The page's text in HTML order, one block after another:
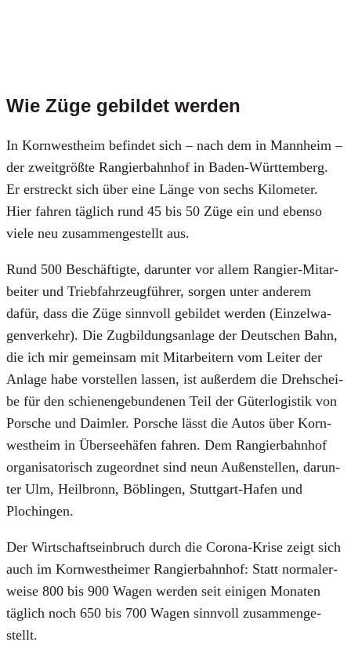
Wie Züge gebildet werden
In Korn­west­heim befin­det sich – nach dem in Mann­heim –
der zweit­größ­te Ran­gier­bahn­hof in Baden-Würt­tem­berg.
Er erstreckt sich über eine Län­ge von sechs Kilo­me­ter.
Hier fah­ren täg­lich rund 45 bis 50 Züge ein und eben­so
vie­le neu zusam­men­ge­stellt aus.
Rund 500 Beschäf­tig­te, dar­un­ter vor allem Ran­gier-Mit­ar­
bei­ter und Trieb­fahr­zeug­füh­rer, sor­gen unter ande­rem
dafür, dass die Züge sinn­voll gebil­det wer­den (Ein­zel­wa­
gen­ver­kehr). Die Zug­bil­dungs­an­la­ge der Deut­schen Bahn,
die ich mir gemein­sam mit Mit­ar­bei­tern vom Lei­ter der
Anla­ge habe vor­stel­len las­sen, ist außer­dem die Dreh­schei­
be für den schie­nen­ge­bun­de­nen Teil der Güter­lo­gis­tik von
Por­sche und Daim­ler. Por­sche lässt die Autos über Korn­
west­heim in Über­see­hä­fen fah­ren. Dem Ran­gier­bahn­hof
orga­ni­sa­to­risch zuge­ord­net sind neun Außen­stel­len, dar­un­
ter Ulm, Heil­bronn, Böb­lin­gen, Stutt­gart-Hafen und
Plochin­gen.
Der Wirt­schafts­ein­bruch durch die Coro­na-Kri­se zeigt sich
auch im Korn­west­hei­mer Ran­gier­bahn­hof: Statt nor­ma­ler­
wei­se 800 bis 900 Wagen wer­den seit eini­gen Mona­ten
täg­lich noch 650 bis 700 Wagen sinn­voll zusam­men­ge­
stellt.